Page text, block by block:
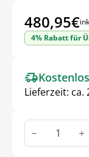
480,95€
4% Rabatt für
Lieferzeit: ca.
Kinderbett
70x140
cm